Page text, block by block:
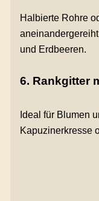
Halbierte Rohre
und Erdbeeren.
6. Rankgitter
Ideal für Blumen
Kapuzinerkresse